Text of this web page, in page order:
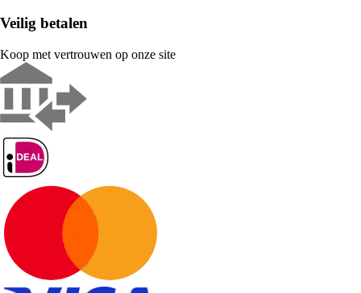
Veilig betalen
Koop met vertrouwen op onze site